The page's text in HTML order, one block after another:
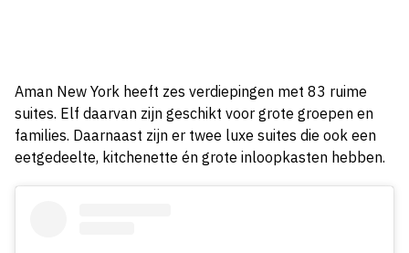
Aman New York heeft zes verdiepingen met 83 ruime
suites. Elf daarvan zijn geschikt voor grote groepen en
families. Daarnaast zijn er twee luxe suites die ook een
eetgedeelte, kitchenette én grote inloopkasten hebben.